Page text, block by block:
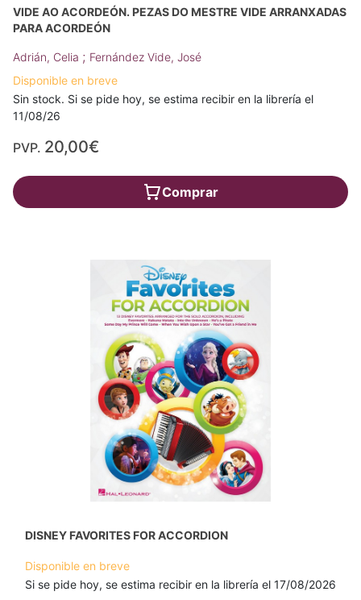
VIDE AO ACORDEÓN. PEZAS DO MESTRE VIDE ARRANXADAS
PARA ACORDEÓN
Adrián, Celia ; Fernández Vide, José
Disponible en breve
Sin stock. Si se pide hoy, se estima recibir en la librería el
11/08/26
PVP. 20,00€
Comprar
DISNEY FAVORITES FOR ACCORDION
Disponible en breve
Si se pide hoy, se estima recibir en la librería el 17/08/2026